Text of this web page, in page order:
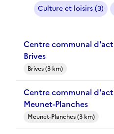
Culture et loisirs (3)
Centre communal d'action sociale (CCAS) -
Brives
Brives (3 km)
Centre communal d'action sociale (CCAS) -
Meunet-Planches
Meunet-Planches (3 km)